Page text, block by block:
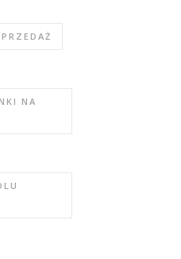
NA